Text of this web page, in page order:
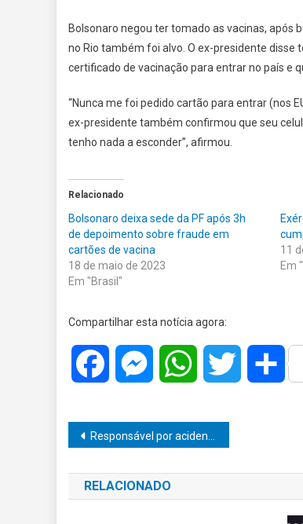
Bolsonaro negou ter tomado as vacinas, após
no Rio também foi alvo. O ex-presidente disse
certificado de vacinação para entrar no país e
“Nunca me foi pedido cartão para entrar (nos
ex-presidente também confirmou que seu
tenho nada a esconder”, afirmou.
Relacionado
Bolsonaro deixa sede da PF após 3h
de depoimento sobre fraude em
cartões de vacina
18 de maio de 2023
Em "Brasil"
11
Em
Compartilhar esta notícia agora:
Facebook MessengerWhatsAppTwitter
Navegação
de
Post
Responsável por acidente que matou mulher e adolescente a caminho de cerimônia de casamento tornou-se réu da Justiça
RELACIONADO